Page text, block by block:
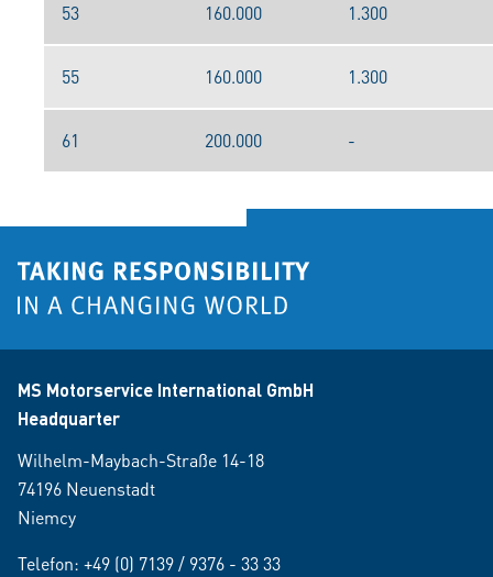
53 160.000 1.300
55 160.000 1.300
61 200.000 -
MS Motorservice International GmbH
Headquarter
Wilhelm-Maybach-Straße 14-18
74196 Neuenstadt
Niemcy
Telefon: +49 (0) 7139 / 9376 - 33 33